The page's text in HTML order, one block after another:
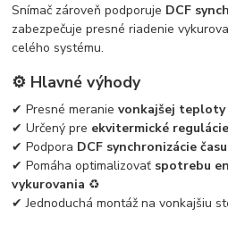
Snímač zároveň podporuje DCF
zabezpečuje presné riadenie
celého systému.
⚙️ Hlavné výhody
✔ Presné meranievonkajšej teploty
✔ Určený pre ekvitermické
✔ Podpora DCF synchronizácie času
✔ Pomáha optimalizovať spotrebu
vykurovania ♻️
✔ Jednoduchá montáž na vonkajšiu